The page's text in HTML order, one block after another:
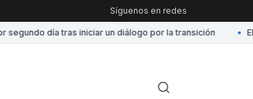
Síguenos en redes
día tras iniciar un diálogo por la transición